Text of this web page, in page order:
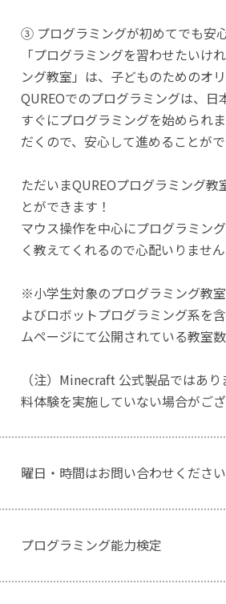
③ プログラミングが初めてでも安
「プログラミングを習わせたいけ
ング教室」は、子どものためのオ
QUREOでのプログラミングは、
すぐにプログラミングを始められ
だくので、安心して進めることが
ただいまQUREOプログラミング
とができます！
マウス操作を中心にプログラミン
く教えてくれるので心配いりませ
※小学生対象のプログラミング教
よびロボットプログラミング系を
ムページにて公開されている教室
（注）Minecraft 公式製品ではあ
料体験を実施していない場合がござ
曜日・時間はお問い合わせください
プログラミング能力検定